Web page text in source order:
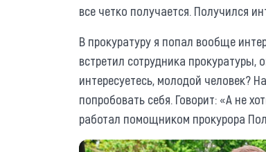
все четко получается. Получился
В прокуратуру я попал вообще
встретил сотрудника
интересуетесь, молодой человек?
попробовать себя. Говорит: «А не
работал помощником прокурора